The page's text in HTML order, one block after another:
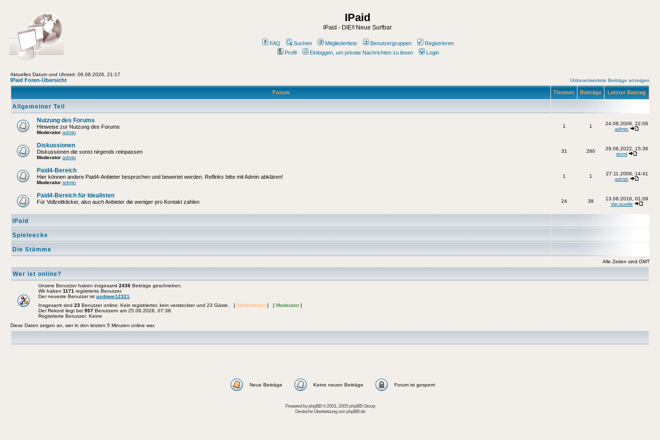
IPaid
IPaid - DIE!! Neue Surfbar
FAQ Suchen Mitgliederliste Benutzergruppen
Registrieren
Profil
Einloggen, um private Nachrichten zu lesen Login
Aktuelles Datum und Uhrzeit: 06.08.2026, 21:17
IPaid Foren-Übersicht Unbeantwortete Beiträge anzeigen
Forum Themen Beiträge Letzter Beitrag
Allgemeiner Teil
Nutzung des Forums
Hinweise zur Nutzung des Forums
Moderator admin
1 1
24.08.2006, 22:06
admin
Diskussionen
Diskussionen die sonst nirgends reinpassen
Moderator admin
31 280
29.06.2022, 15:36
termi
Paid4-Bereich
Hier können andere Paid4-Anbieter besprochen und bewertet werden. Reflinks bitte mit Admin abklären!
Moderator admin
1 1
27.11.2006, 14:41
admin
Paid4-Bereich für Idealisten
Für Vollzeitklicker, also auch Anbieter die weniger pro Kontakt zahlen 24 38
13.08.2016, 01:09
die-quelle
IPaid
Spieleecke
Die Stämme
Alle Zeiten sind GMT
Wer ist online?
Unsere Benutzer haben insgesamt 2436 Beiträge geschrieben.
Wir haben 1171 registrierte Benutzer.
Der neueste Benutzer ist asdqwe12321
Insgesamt sind 23 Benutzer online: Kein registrierter, kein versteckter und 23 Gäste. [Administrator ] [ Moderator]
Der Rekord liegt bei 957 Benutzern am 25.06.2026, 07:38.
Registrierte Benutzer: Keine
Diese Daten zeigen an, wer in den letzten 5 Minuten online war.
Neue Beiträge Keine neuen Beiträge Forum ist gesperrt
Powered byphpBB© 2001, 2005 phpBB Group
Deutsche Übersetzung vonphpBB.de